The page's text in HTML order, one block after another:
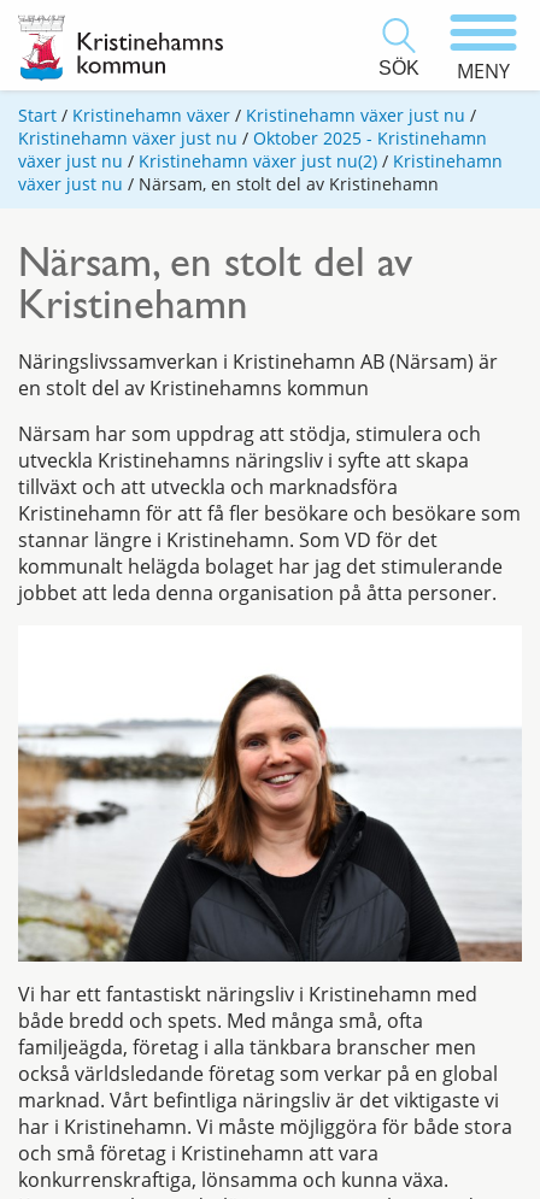
SÖK MENY
Start / Kristinehamn växer / Kristinehamn växer just nu /
Kristinehamn växer just nu / Oktober 2025 - Kristinehamn
växer just nu / Kristinehamn växer just nu(2) / Kristinehamn
växer just nu / Närsam, en stolt del av Kristinehamn
Närsam, en stolt del av
Kristinehamn
Näringslivssamverkan i Kristinehamn AB (Närsam) är
en stolt del av Kristinehamns kommun
Närsam har som uppdrag att stödja, stimulera och
utveckla Kristinehamns näringsliv i syfte att skapa
tillväxt och att utveckla och marknadsföra
Kristinehamn för att få fler besökare och besökare som
stannar längre i Kristinehamn. Som VD för det
kommunalt helägda bolaget har jag det stimulerande
jobbet att leda denna organisation på åtta personer.
Vi har ett fantastiskt näringsliv i Kristinehamn med
både bredd och spets. Med många små, ofta
familjeägda, företag i alla tänkbara branscher men
också världsledande företag som verkar på en global
marknad. Vårt befintliga näringsliv är det viktigaste vi
har i Kristinehamn. Vi måste möjliggöra för både stora
och små företag i Kristinehamn att vara
konkurrenskraftiga, lönsamma och kunna växa.